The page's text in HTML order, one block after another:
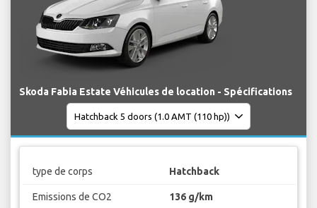
Skoda Fabia Estate Véhicules de location - Spécifications
type de corps Hatchback
Emissions de CO2 136 g/km